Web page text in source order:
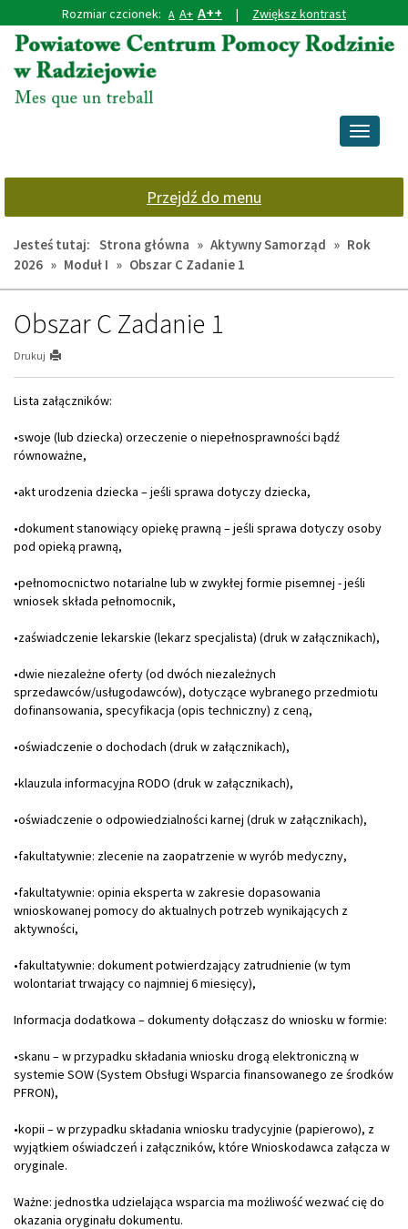
Przejdź
głównej
treści
Przejdź
wyszukiwarki
Rozmiar czcionek: A A+ A++ | Zwiększ kontrast
Przełącz
Przejdź do menu
Jesteś tutaj: Strona główna » Aktywny Samorząd » Rok
2026 » Moduł I » Obszar C Zadanie 1
Obszar C Zadanie 1
Drukuj
Lista załączników:
•swoje (lub dziecka) orzeczenie o niepełnosprawności bądź
równoważne,
•akt urodzenia dziecka – jeśli sprawa dotyczy dziecka,
•dokument stanowiący opiekę prawną – jeśli sprawa dotyczy osoby
pod opieką prawną,
•pełnomocnictwo notarialne lub w zwykłej formie pisemnej - jeśli
wniosek składa pełnomocnik,
•zaświadczenie lekarskie (lekarz specjalista) (druk w załącznikach),
•dwie niezależne oferty (od dwóch niezależnych
sprzedawców/usługodawców), dotyczące wybranego przedmiotu
dofinansowania, specyfikacja (opis techniczny) z ceną,
•oświadczenie o dochodach (druk w załącznikach),
•klauzula informacyjna RODO (druk w załącznikach),
•oświadczenie o odpowiedzialności karnej (druk w załącznikach),
•fakultatywnie: zlecenie na zaopatrzenie w wyrób medyczny,
•fakultatywnie: opinia eksperta w zakresie dopasowania
wnioskowanej pomocy do aktualnych potrzeb wynikających z
aktywności,
•fakultatywnie: dokument potwierdzający zatrudnienie (w tym
wolontariat trwający co najmniej 6 miesięcy),
Informacja dodatkowa – dokumenty dołączasz do wniosku w formie:
•skanu – w przypadku składania wniosku drogą elektroniczną w
systemie SOW (System Obsługi Wsparcia finansowanego ze środków
PFRON),
•kopii – w przypadku składania wniosku tradycyjnie (papierowo), z
wyjątkiem oświadczeń i załączników, które Wnioskodawca załącza w
oryginale.
Ważne: jednostka udzielająca wsparcia ma możliwość wezwać cię do
okazania oryginału dokumentu.